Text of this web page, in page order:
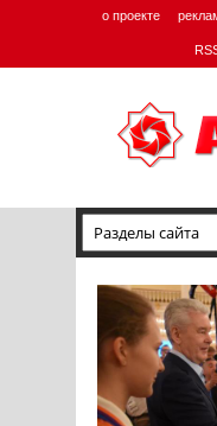
о проекте